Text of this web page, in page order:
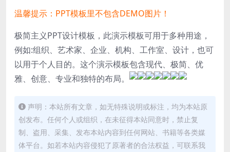
温馨提示：PPT模板里不包含DEMO图片！
极简主义PPT设计模板，此演示模板可用于多种用途，
例如:组织、艺术家、企业、机构、工作室、设计，也可
以用于个人目的。这个演示模板包含现代、极简、优
雅、创意、专业和独特的布局。
声明：本站所有文章，如无特殊说明或标注，均为本站原
创发布。任何个人或组织，在未征得本站同意时，禁止复
制、盗用、采集、发布本站内容到任何网站、书籍等各类媒
体平台。如若本站内容侵犯了原著者的合法权益，可联系我